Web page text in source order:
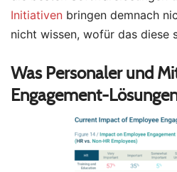
Initiativen bringen demnach
nicht wissen, wofür das diese
Was Personaler und
Engagement-